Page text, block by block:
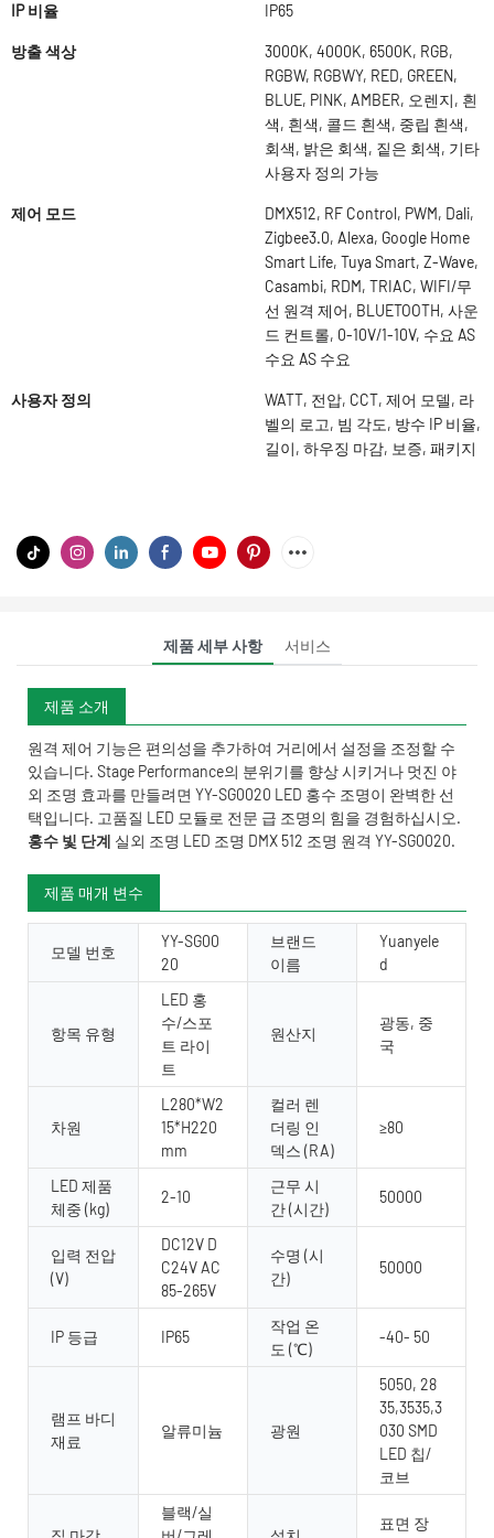
IP 비율 IP65
방출 색상
3000K, 4000K, 6500K, RGB,
RGBW, RGBWY, RED, GREEN,
BLUE, PINK, AMBER, 오렌지, 흰
색, 흰색, 콜드 흰색, 중립 흰색,
회색, 밝은 회색, 짙은 회색, 기타
사용자 정의 가능
제어 모드
DMX512, RF Control, PWM, Dali,
Zigbee3.0, Alexa, Google Home
Smart Life, Tuya Smart, Z-Wave,
Casambi, RDM, TRIAC, WIFI/무
선 원격 제어, BLUETOOTH, 사운
드 컨트롤, 0-10V/1-10V, 수요 AS
수요 AS 수요
사용자 정의
WATT, 전압, CCT, 제어 모델, 라
벨의 로고, 빔 각도, 방수 IP 비율,
길이, 하우징 마감, 보증, 패키지
제품 세부 사항 서비스
제품 소개
원격 제어 기능은 편의성을 추가하여 거리에서 설정을 조정할 수
있습니다. Stage Performance의 분위기를 향상 시키거나 멋진 야
외 조명 효과를 만들려면 YY-SG0020 LED 홍수 조명이 완벽한 선
택입니다. 고품질 LED 모듈로 전문 급 조명의 힘을 경험하십시오.
홍수 빛 단계 실외 조명 LED 조명 DMX 512 조명 원격 YY-SG0020.
제품 매개 변수
모델 번호
YY-SG00
20
브랜드
이름
Yuanyele
d
항목 유형
LED 홍
수/스포
트 라이
트
원산지
광동, 중
국
차원
L280*W2
15*H220
mm
컬러 렌
더링 인
덱스 (RA)
≥80
LED 제품
체중 (kg)
2-10
근무 시
간 (시간)
50000
입력 전압
(V)
DC12V D
C24V AC
85-265V
수명 (시
간)
50000
IP 등급 IP65
작업 온
도 (℃)
-40- 50
램프 바디
재료
알류미늄 광원
5050, 28
35,3535,3
030 SMD
LED 칩/
코브
블랙/실
표면 장